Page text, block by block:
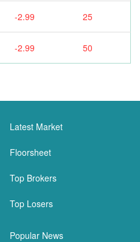
-2.99 25
-2.99 50
Latest Market
Floorsheet
Top Brokers
Top Losers
Popular News